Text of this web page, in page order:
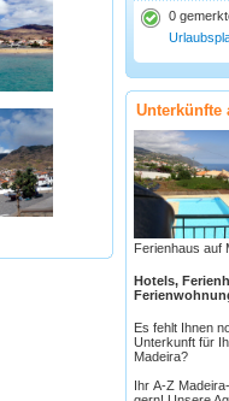
0
Unterkünfte
Ferienhaus auf
Hotels,
Es fehlt Ihnen
Unterkunft für
Madeira?
Ihr A-Z